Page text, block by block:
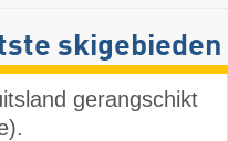
skigebieden
gerangschikt